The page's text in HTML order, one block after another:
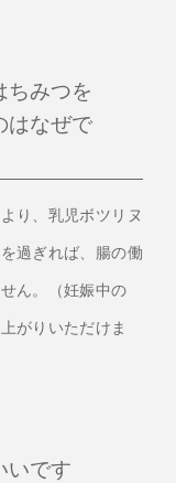
ちみつを
はなぜで
り、乳児ボツリヌ
過ぎれば、腸の働
ん。（妊娠中の
がりいただけま
いです